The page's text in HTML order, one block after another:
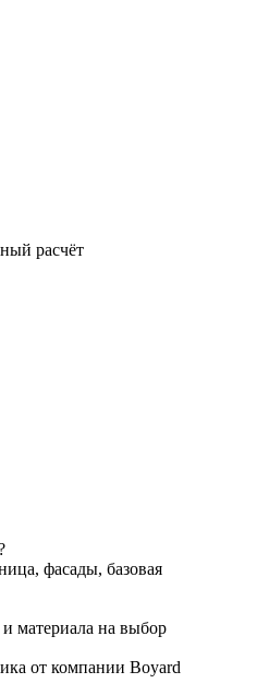
расчёт
фасады, базовая
материала на выбор
от компании Boyard